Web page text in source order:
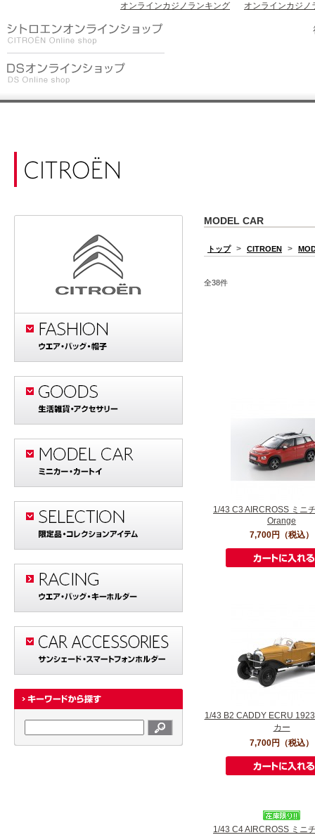
オンラインカジノランキング オンラインカジノ
MODEL CAR
トップ > CITROEN >
全38件
1/43 C3 AIRCROSS ミニ
Orange
7,700円
（税込）
1/43 B2 CADDY ECRU
カー
7,700円
（税込）
1/43 C4 AIRCROSS ミニ